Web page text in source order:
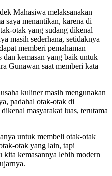
Mahasiwa melaksanakan
saya menantikan, karena di
otak yang sudang dikenal
masih sederhana, setidaknya
memberi pemahaman
dan kemasan yang baik untuk
Gunawan saat memberi kata
kuliner masih mengunakan
padahal otak-otak di
masyarakat luas, terutama
untuk membeli otak-otak
otak yang lain, tapi
kita kemasannya lebih modern